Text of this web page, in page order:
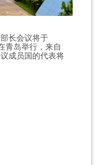
长会议将于
青岛举行，来自
成员国的代表将